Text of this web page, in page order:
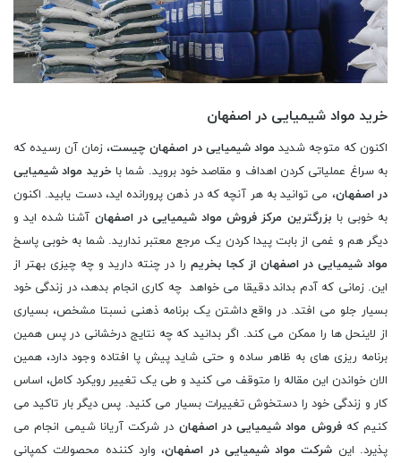
خرید مواد شیمیایی در اصفهان
اکنون که متوجه شدید مواد شیمیایی در اصفهان چیست، زمان آن رسیده که
به سراغ عملیاتی کردن اهداف و مقاصد خود بروید. شما با خرید مواد شیمیایی
در اصفهان، می توانید به هر آنچه که در ذهن پرورانده اید، دست یابید. اکنون
به خوبی با بزرگترین مرکز فروش مواد شیمیایی در اصفهان آشنا شده اید و
دیگر هم و غمی از بابت پیدا کردن یک مرجع معتبر ندارید. شما به خوبی پاسخ
مواد شیمیایی در اصفهان از کجا بخریم را در چنته دارید و چه چیزی بهتر از
این. زمانی که آدم بداند دقیقا می خواهد چه کاری انجام بدهد، در زندگی خود
بسیار جلو می افتد. در واقع داشتن یک برنامه ذهنی نسبتا مشخص، بسیاری
از لاینحل ها را ممکن می کند. اگر بدانید که چه نتایج درخشانی در پس همین
برنامه ریزی های به ظاهر ساده و حتی شاید پیش پا افتاده وجود دارد، همین
الان خواندن این مقاله را متوقف می کنید و طی یک تغییر رویکرد کامل، اساس
کار و زندگی خود را دستخوش تغییرات بسیار می کنید. پس دیگر بار تاکید می
کنیم کهفروش مواد شیمیایی در اصفهان در شرکت آریانا شیمی انجام می
پذیرد. این شرکت مواد شیمیایی در اصفهان، وارد کننده محصولات کمپانی